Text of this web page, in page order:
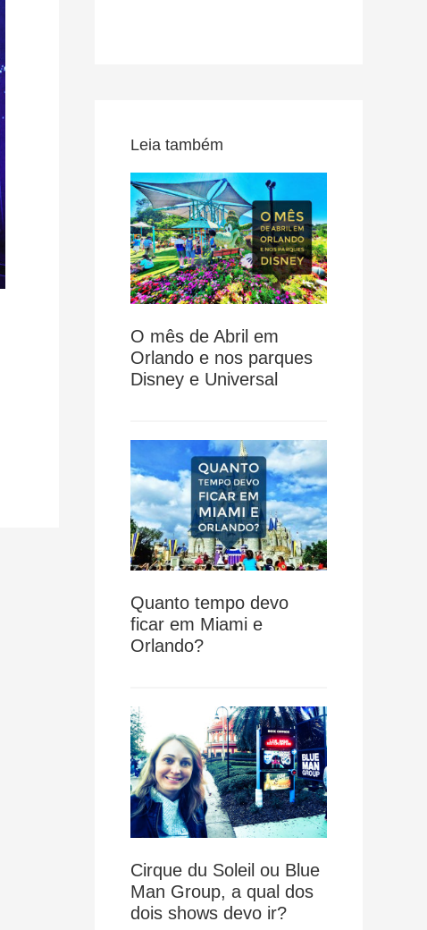
Leia também
O mês de Abril em
Orlando e nos parques
Disney e Universal
Quanto tempo devo
ficar em Miami e
Orlando?
Cirque du Soleil ou Blue
Man Group, a qual dos
dois shows devo ir?